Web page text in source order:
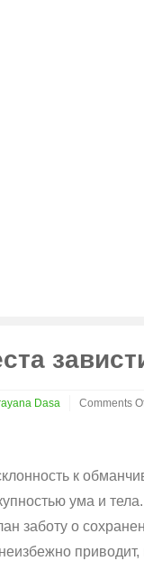
Dasa
Comments
нет
места
зависти
к
ума и
заботу о